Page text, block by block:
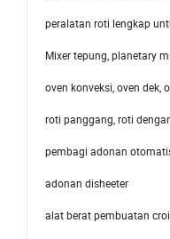
peralatan roti lengkap
Mixer tepung, planetary
oven konveksi, oven dek,
roti panggang, roti
pembagi adonan
adonan disheeter
alat berat pembuatan